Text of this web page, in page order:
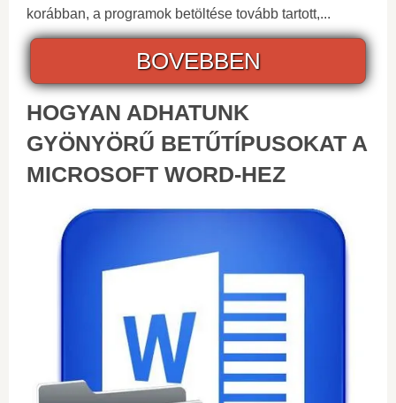
korábban, a programok betöltése tovább tartott,...
BOVEBBEN
HOGYAN ADHATUNK
GYÖNYÖRŰ BETŰTÍPUSOKAT A
MICROSOFT WORD-HEZ